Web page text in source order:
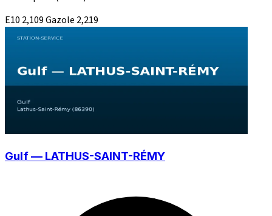
E10 2,109Gazole 2,219
Gulf — LATHUS-SAINT-RÉMY